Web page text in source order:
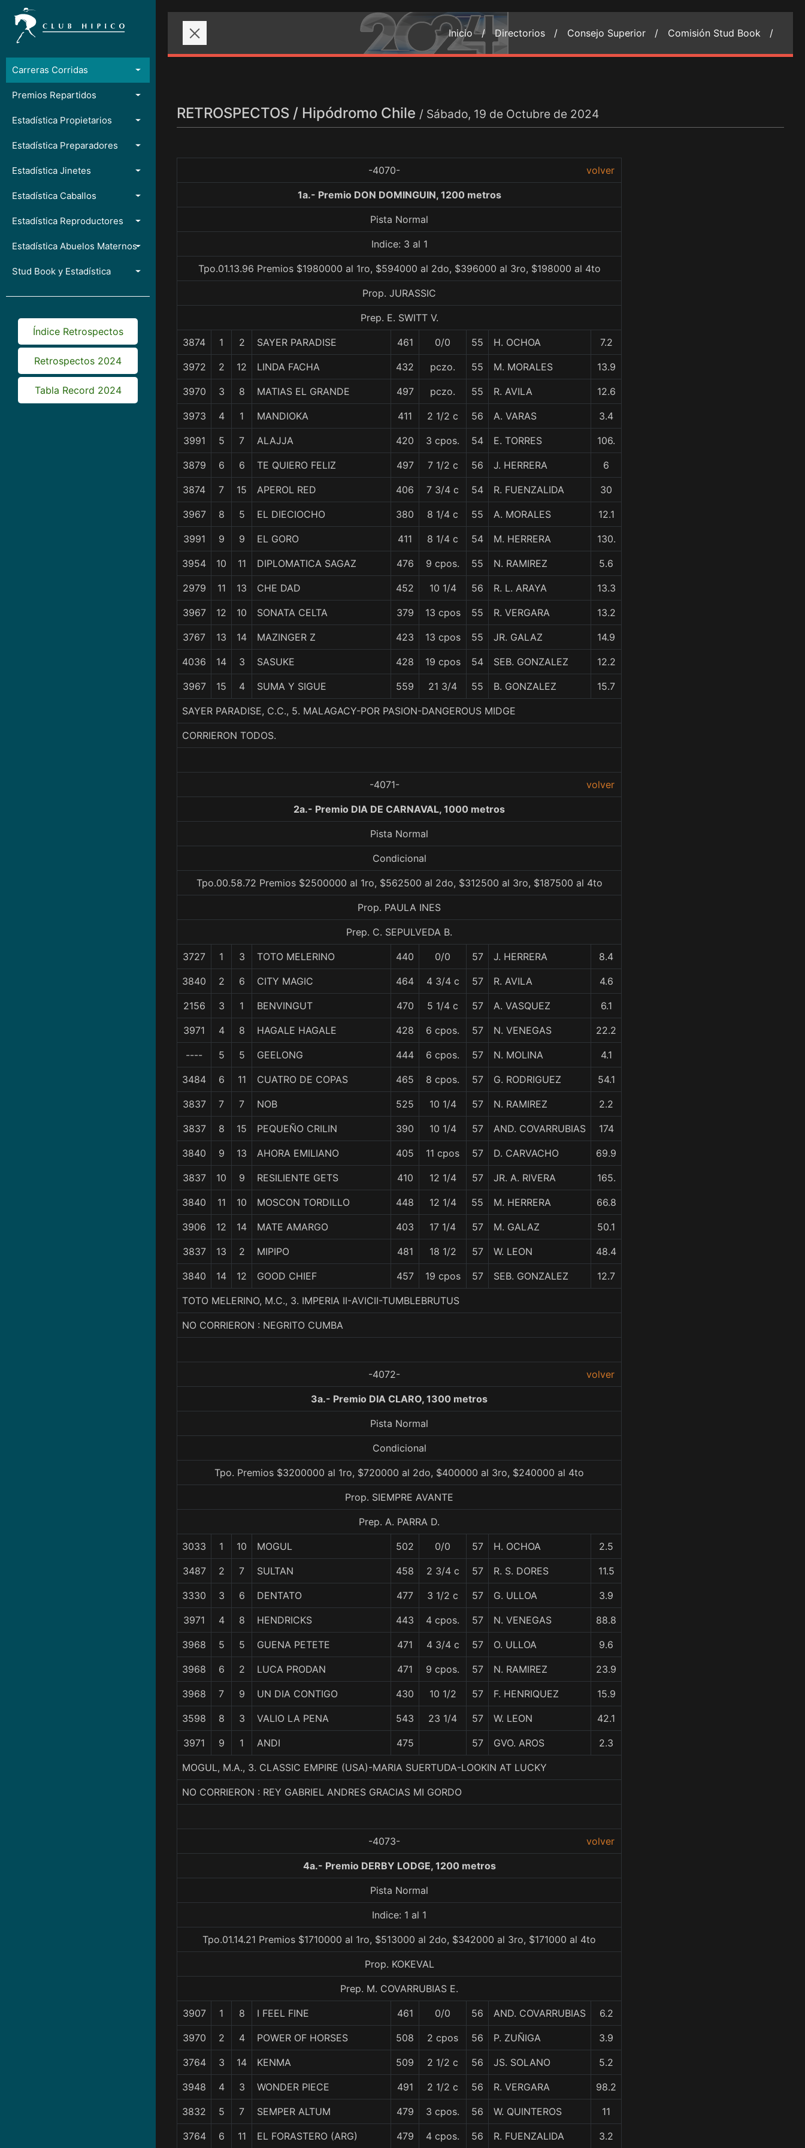
Carreras Corridas
Premios Repartidos
Estadística Propietarios
Estadística Preparadores
Estadística Jinetes
Estadística Caballos
Estadística Reproductores
Estadística Abuelos Maternos
Stud Book y Estadística
Índice Retrospectos
Retrospectos 2024
Tabla Record 2024
Inicio / Directorios / Consejo Superior / Comisión Stud Book /
RETROSPECTOS / Hipódromo Chile / Sábado, 19 de Octubre de 2024
-4070- volver
1a.- Premio DON DOMINGUIN, 1200 metros
Pista Normal
Indice: 3 al 1
Tpo.01.13.96 Premios $1980000 al 1ro, $594000 al 2do, $396000 al 3ro, $198000 al 4to
Prop. JURASSIC
Prep. E. SWITT V.
3874 1 2 SAYER PARADISE 461 0/0 55 H. OCHOA 7.2
3972 2 12 LINDA FACHA 432 pczo. 55 M. MORALES 13.9
3970 3 8 MATIAS EL GRANDE 497 pczo. 55 R. AVILA 12.6
3973 4 1 MANDIOKA 411 2 1/2 c 56 A. VARAS 3.4
3991 5 7 ALAJJA 420 3 cpos. 54 E. TORRES 106.
3879 6 6 TE QUIERO FELIZ 497 7 1/2 c 56 J. HERRERA 6
3874 7 15 APEROL RED 406 7 3/4 c 54 R. FUENZALIDA 30
3967 8 5 EL DIECIOCHO 380 8 1/4 c 55 A. MORALES 12.1
3991 9 9 EL GORO 411 8 1/4 c 54 M. HERRERA 130.
3954 10 11 DIPLOMATICA SAGAZ 476 9 cpos. 55 N. RAMIREZ 5.6
2979 11 13 CHE DAD 452 10 1/4 56 R. L. ARAYA 13.3
3967 12 10 SONATA CELTA 379 13 cpos 55 R. VERGARA 13.2
3767 13 14 MAZINGER Z 423 13 cpos 55 JR. GALAZ 14.9
4036 14 3 SASUKE 428 19 cpos 54 SEB. GONZALEZ 12.2
3967 15 4 SUMA Y SIGUE 559 21 3/4 55 B. GONZALEZ 15.7
SAYER PARADISE, C.C., 5. MALAGACY-POR PASION-DANGEROUS MIDGE
CORRIERON TODOS.
-4071- volver
2a.- Premio DIA DE CARNAVAL, 1000 metros
Pista Normal
Condicional
Tpo.00.58.72 Premios $2500000 al 1ro, $562500 al 2do, $312500 al 3ro, $187500 al 4to
Prop. PAULA INES
Prep. C. SEPULVEDA B.
3727 1 3 TOTO MELERINO 440 0/0 57 J. HERRERA 8.4
3840 2 6 CITY MAGIC 464 4 3/4 c 57 R. AVILA 4.6
2156 3 1 BENVINGUT 470 5 1/4 c 57 A. VASQUEZ 6.1
3971 4 8 HAGALE HAGALE 428 6 cpos. 57 N. VENEGAS 22.2
---- 5 5 GEELONG 444 6 cpos. 57 N. MOLINA 4.1
3484 6 11 CUATRO DE COPAS 465 8 cpos. 57 G. RODRIGUEZ 54.1
3837 7 7 NOB 525 10 1/4 57 N. RAMIREZ 2.2
3837 8 15 PEQUEÑO CRILIN 390 10 1/4 57 AND. COVARRUBIAS 174
3840 9 13 AHORA EMILIANO 405 11 cpos 57 D. CARVACHO 69.9
3837 10 9 RESILIENTE GETS 410 12 1/4 57 JR. A. RIVERA 165.
3840 11 10 MOSCON TORDILLO 448 12 1/4 55 M. HERRERA 66.8
3906 12 14 MATE AMARGO 403 17 1/4 57 M. GALAZ 50.1
3837 13 2 MIPIPO 481 18 1/2 57 W. LEON 48.4
3840 14 12 GOOD CHIEF 457 19 cpos 57 SEB. GONZALEZ 12.7
TOTO MELERINO, M.C., 3. IMPERIA II-AVICII-TUMBLEBRUTUS
NO CORRIERON : NEGRITO CUMBA
-4072- volver
3a.- Premio DIA CLARO, 1300 metros
Pista Normal
Condicional
Tpo. Premios $3200000 al 1ro, $720000 al 2do, $400000 al 3ro, $240000 al 4to
Prop. SIEMPRE AVANTE
Prep. A. PARRA D.
3033 1 10 MOGUL 502 0/0 57 H. OCHOA 2.5
3487 2 7 SULTAN 458 2 3/4 c 57 R. S. DORES 11.5
3330 3 6 DENTATO 477 3 1/2 c 57 G. ULLOA 3.9
3971 4 8 HENDRICKS 443 4 cpos. 57 N. VENEGAS 88.8
3968 5 5 GUENA PETETE 471 4 3/4 c 57 O. ULLOA 9.6
3968 6 2 LUCA PRODAN 471 9 cpos. 57 N. RAMIREZ 23.9
3968 7 9 UN DIA CONTIGO 430 10 1/2 57 F. HENRIQUEZ 15.9
3598 8 3 VALIO LA PENA 543 23 1/4 57 W. LEON 42.1
3971 9 1 ANDI 475 57 GVO. AROS 2.3
MOGUL, M.A., 3. CLASSIC EMPIRE (USA)-MARIA SUERTUDA-LOOKIN AT LUCKY
NO CORRIERON : REY GABRIEL ANDRES GRACIAS MI GORDO
-4073- volver
4a.- Premio DERBY LODGE, 1200 metros
Pista Normal
Indice: 1 al 1
Tpo.01.14.21 Premios $1710000 al 1ro, $513000 al 2do, $342000 al 3ro, $171000 al 4to
Prop. KOKEVAL
Prep. M. COVARRUBIAS E.
3907 1 8 I FEEL FINE 461 0/0 56 AND. COVARRUBIAS 6.2
3970 2 4 POWER OF HORSES 508 2 cpos 56 P. ZUÑIGA 3.9
3764 3 14 KENMA 509 2 1/2 c 56 JS. SOLANO 5.2
3948 4 3 WONDER PIECE 491 2 1/2 c 56 R. VERGARA 98.2
3832 5 7 SEMPER ALTUM 479 3 cpos. 56 W. QUINTEROS 11
3764 6 11 EL FORASTERO (ARG) 479 4 cpos. 56 R. FUENZALIDA 3.2